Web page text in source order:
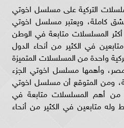
التركية على مسلسل اخوتي
قصة عشق كاملة، ويعتبر مسلسل اخوتي
من أكثر المسلسلات متابعة في الوطن
في الكثير من أنحاء الدول
واحدة من المسلسلات المتميزة
وأهمها مسلسل اخوتي الجزء
مترجمة كاملة، ومن المتوقع أن مسلسل اخوتي
سيصبح من أهم المسلسلات متابعة في
وله متابعين في الكثير من أنحاء